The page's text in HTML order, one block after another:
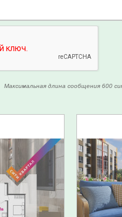
Максимальная длина сообщения 600